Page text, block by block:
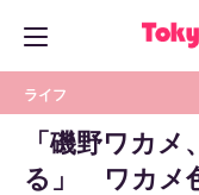
ライフ
「磯野ワカ
る」 ワカメ